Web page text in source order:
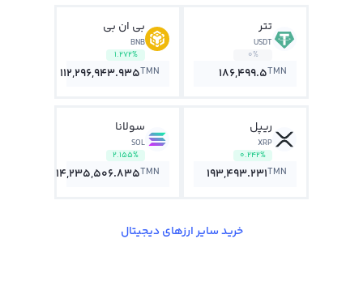
تتر
USDT
0%
186,499.5TMN
بی ان بی
BNB
1.272%
112,296,943.935TMN
ریپل
XRP
0.242%
193,493.231TMN
سولانا
SOL
2.155%
14,235,506.835TMN
خرید سایر ارزهای دیجیتال